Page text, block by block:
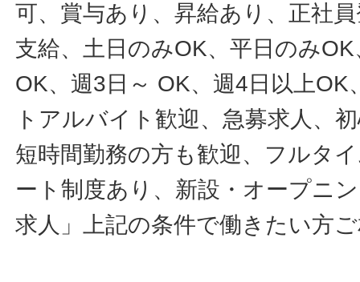
可、賞与あり、昇給あり、正社
支給、土日のみOK、平日のみ
OK、週3日～ OK、週4日以上
トアルバイト歓迎、急募求人、
短時間勤務の方も歓迎、フルタ
ート制度あり、新設・オープニ
求人」上記の条件で働きたい方